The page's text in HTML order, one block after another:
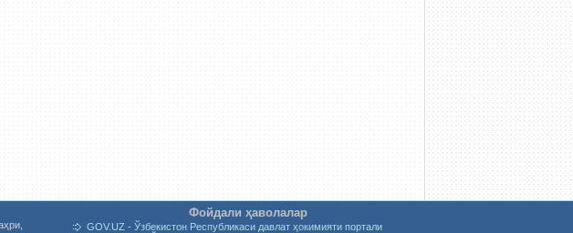
Фойдали ҳаволалар
GOV.UZ - Ўзбекистон Республикаси давлат ҳокимияти портали